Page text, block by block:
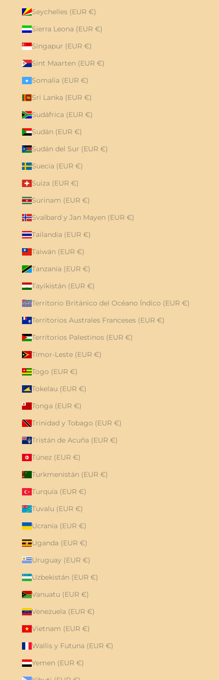
Seychelles (EUR €)
Sierra Leona (EUR €)
Singapur (EUR €)
Sint Maarten (EUR €)
Somalia (EUR €)
Sri Lanka (EUR €)
Sudáfrica (EUR €)
Sudán (EUR €)
Sudán del Sur (EUR €)
Suecia (EUR €)
Suiza (EUR €)
Surinam (EUR €)
Svalbard y Jan Mayen (EUR €)
Tailandia (EUR €)
Taiwán (EUR €)
Tanzania (EUR €)
Tayikistán (EUR €)
Territorio Británico del Océano Índico (EUR €)
Territorios Australes Franceses (EUR €)
Territorios Palestinos (EUR €)
Timor-Leste (EUR €)
Togo (EUR €)
Tokelau (EUR €)
Tonga (EUR €)
Trinidad y Tobago (EUR €)
Tristán de Acuña (EUR €)
Túnez (EUR €)
Turkmenistán (EUR €)
Turquía (EUR €)
Tuvalu (EUR €)
Ucrania (EUR €)
Uganda (EUR €)
Uruguay (EUR €)
Uzbekistán (EUR €)
Vanuatu (EUR €)
Venezuela (EUR €)
Vietnam (EUR €)
Wallis y Futuna (EUR €)
Yemen (EUR €)